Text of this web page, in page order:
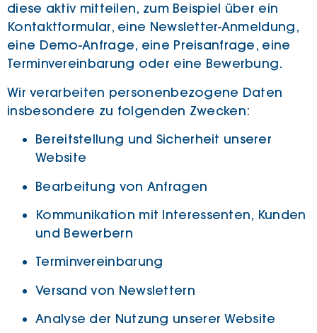
diese aktiv mitteilen, zum Beispiel über ein
Kontaktformular, eine Newsletter-Anmeldung,
eine Demo-Anfrage, eine Preisanfrage, eine
Terminvereinbarung oder eine Bewerbung.
Wir verarbeiten personenbezogene Daten
insbesondere zu folgenden Zwecken:
Bereitstellung und Sicherheit unserer
Website
Bearbeitung von Anfragen
Kommunikation mit Interessenten, Kunden
und Bewerbern
Terminvereinbarung
Versand von Newslettern
Analyse der Nutzung unserer Website